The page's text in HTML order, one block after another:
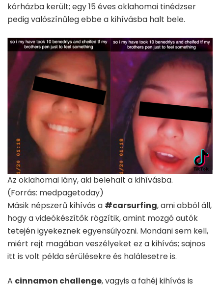
kórházba került; egy 15 éves oklahomai tinédzser
pedig valószínűleg ebbe a kihívásba halt bele.
Az oklahomai lány, aki belehalt a kihívásba.
(Forrás: medpagetoday)
Másik népszerű kihívás a #carsurfing, ami abból áll,
hogy a videókészítők rögzítik, amint mozgó autók
tetején igyekeznek egyensúlyozni. Mondani sem kell,
miért rejt magában veszélyeket ez a kihívás; sajnos
itt is volt példa sérülésekre és halálesetre is.
A cinnamon challenge, vagyis a fahéj kihívás is